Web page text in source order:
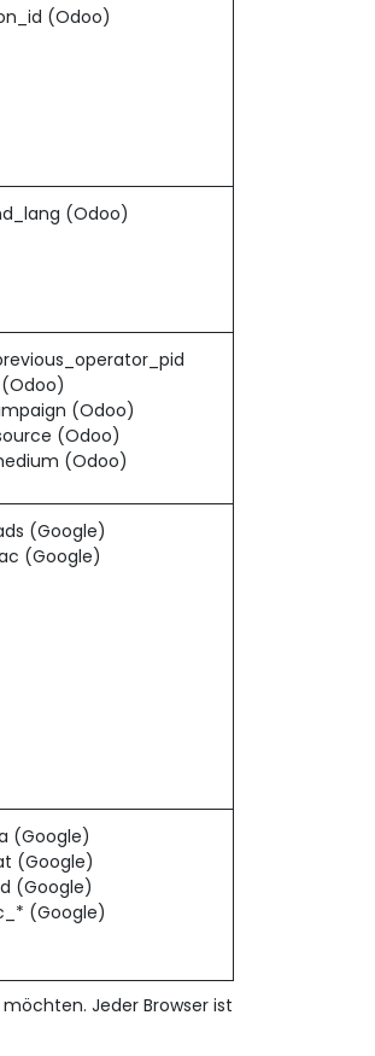
(Odoo)
(Odoo)
(Odoo)
(Odoo)
(Odoo)
(Odoo)
(Google)
(Google)
(Google)
(Google)
(Google)
(Google)
Jeder Browser ist